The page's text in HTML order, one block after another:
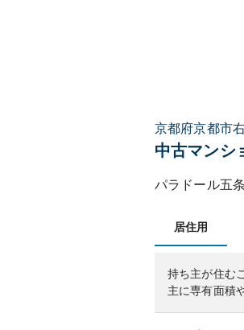
京都府京都市
中古マンシ
パラドール五
居住用
持ち主が住む
主に専有面積